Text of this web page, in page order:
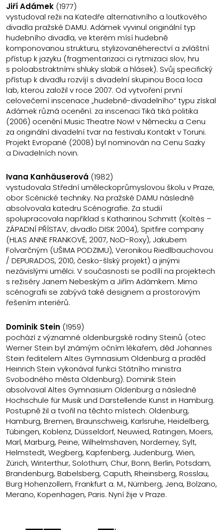
Jiří Adámek (1977)
vystudoval režii na Katedře alternativního a loutkového
divadla pražské DAMU. Adámek vyvinul originální typ
hudebního divadla, ve kterém mísí hudebně
komponovanou strukturu, stylizovanéherectví a zvláštní
přístup k jazyku (fragmentarizaci ci rytmizaci slov, hru
s poloabstraktními shluky slabik a hlásek). Svůj specifický
přístup k divadlu rozvíjí s divadelní skupinou Boca loca
lab, kterou založil v roce 2007. Od vytvoření první
celovečerní inscenace „hudebně-divadelního“ typu získal
Adámek různá ocenění: za inscenaci Tiká tiká politika
(2006) ocenění Music Theatre Now! v Německu a Cenu
za originální divadelní tvar na festivalu Kontakt v Toruni.
Projekt Evropané (2008) byl nominován na Cenu Sazky
a Divadelních novin.
Ivana Kanhäuserová (1982)
vystudovala Střední uměleckoprůmyslovou školu v Praze,
obor Scénické techniky. Na pražské DAMU následně
absolvovala katedru Scénografie. Za studií
spolupracovala například s Katharinou Schmitt (Koltès –
ZÁPADNÍ PŘÍSTAV, divadlo DISK 2004), Spitfire company
(HLAS ANNE FRANKOVÉ, 2007, NoD-Roxy), Jakubem
Folvarčným (UŠIMA PODZIMU), Veronikou Riedlbauchovou
/ DEPURADOS, 2010, česko-šlský projekt) a jinými
nezávislými umělci. V současnosti se podílí na projektech
s režiséry Janem Nebeským a Jiřím Adámkem. Mimo
scénografii se zabývá také designem a prostorovým
řešením interiérů.
Dominik Stein (1959)
pochází z významné oldenburgské rodiny Steinů (otec
Werner Stein byl známým očním lékařem, děd Johannes
Stein ředitelem Altes Gymnasium Oldenburg a praděd
Heinrich Stein vykonával funkci Státního ministra
Svobodného města Oldenburg). Dominik Stein
absolvoval Altes Gymnasium Oldenburg a následně
Hochschule für Musik und Darstellende Kunst in Hamburg.
Postupně žil a tvořil na těchto místech: Oldenburg,
Hamburg, Bremen, Braunschweig, Karlsruhe, Heidelberg,
Tübingen, Koblenz, Düsseldorf, Neuwied, Ratingen, Moers,
Marl, Marburg, Peine, Wilhelmshaven, Norderney, Sylt,
Helmstedt, Wegberg, Kapfenberg, Judenburg, Wien,
Zürich, Winterthur, Solothurn, Chur, Bonn, Berlin, Potsdam,
Brandenburg, Babelsberg, Caputh, Rheinsberg, Rosslau,
Burg Hohenzollern, Frankfurt a. M., Nürnberg, Jena, Bolzano,
Merano, Kopenhagen, Paris. Nyní žije v Praze.